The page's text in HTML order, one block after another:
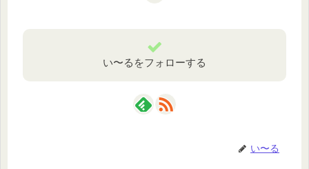
い〜るをフォローする
い〜る